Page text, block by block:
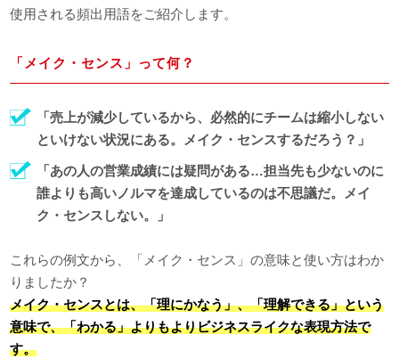
使用される頻出用語をご紹介します。
「メイク・センス」って何？
「売上が減少しているから、必然的にチームは縮小しない
といけない状況にある。メイク・センスするだろう？」
「あの人の営業成績には疑問がある…担当先も少ないのに
誰よりも高いノルマを達成しているのは不思議だ。メイ
ク・センスしない。」
これらの例文から、「メイク・センス」の意味と使い方はわか
りましたか？
メイク・センスとは、「理にかなう」、「理解できる」という
意味で、「わかる」よりもよりビジネスライクな表現方法で
す。